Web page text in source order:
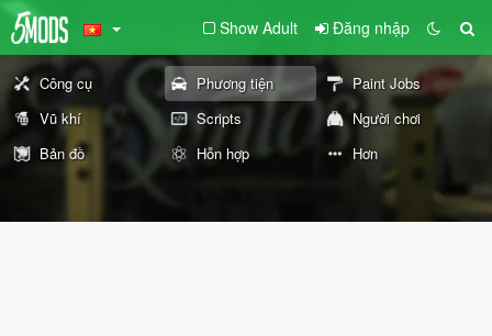
Show Adult Đăng nhập
Công cụ Phương tiện
Paint Jobs
Vũ khí
Scripts
Người chơi
Bản đồ
Hỗn hợp Hơn